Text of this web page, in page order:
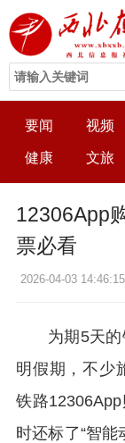
要闻 视频
健康 文旅
12306App
票必看
2026-04-03 14:46:15
为期5天
明假期，不少
铁路
时还标了“智